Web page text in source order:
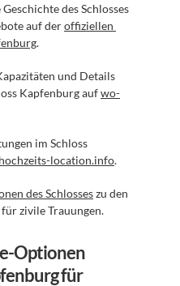
des Schlosses
auf der offiziellen
.
und Details
Kapfenburg auf wo-
im Schloss
hochzeits-location.info.
des Schlosses zu den
zivile Trauungen.
Optionen
für